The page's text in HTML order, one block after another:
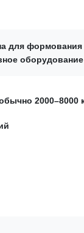
для формования
оборудование
2000–8000